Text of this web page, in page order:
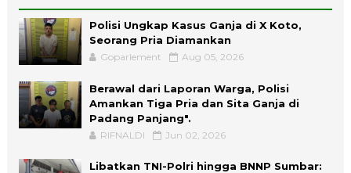
Polisi Ungkap Kasus Ganja di X Koto,
Seorang Pria Diamankan
Goparlement Aug 05, 2026
Berawal dari Laporan Warga, Polisi
Amankan Tiga Pria dan Sita Ganja di
Padang Panjang".
RIFNALDI Jun 02, 2026
Libatkan TNI-Polri hingga BNNP Sumbar: